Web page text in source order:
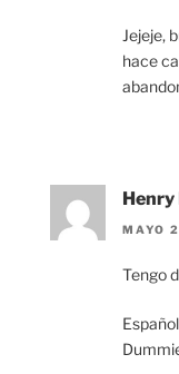
Jejeje,
hace
Henry
MAYO
Tengo